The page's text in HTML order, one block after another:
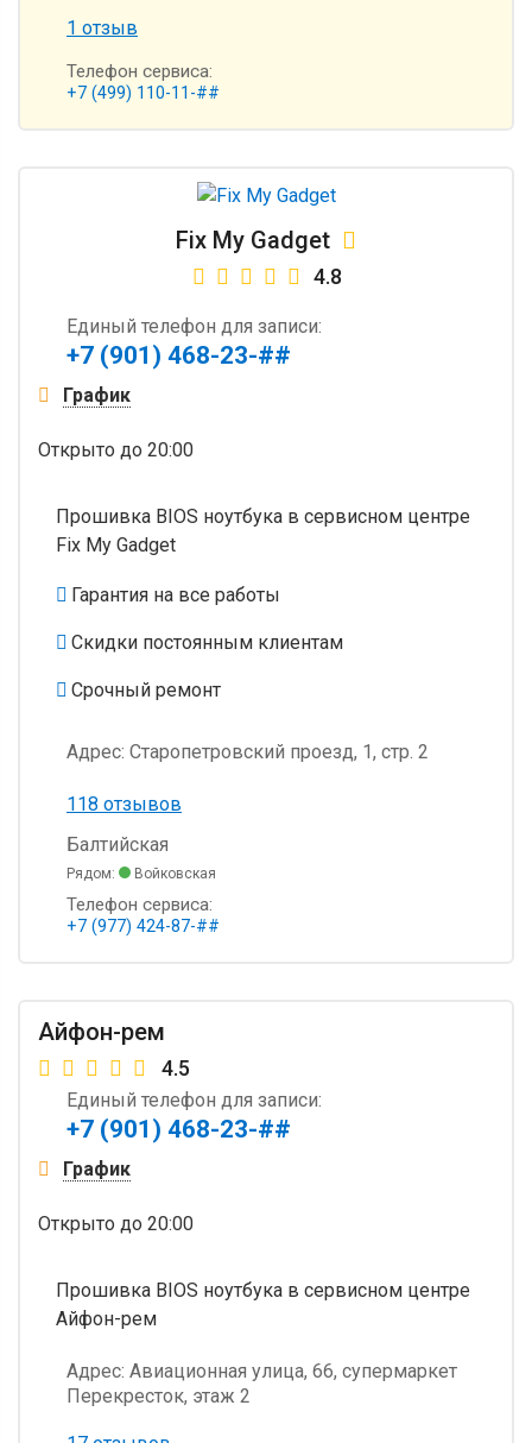
1 отзыв
Телефон сервиса:
+7 (499) 110-11-##
Fix My Gadget
4.8
Единый телефон для записи:
+7 (901) 468-23-##
График
Открыто до 20:00
Прошивка BIOS ноутбука в сервисном центре
Fix My Gadget
Гарантия на все работы
Скидки постоянным клиентам
Срочный ремонт
Адрес: Старопетровский проезд, 1, стр. 2
118 отзывов
Балтийская
Рядом: Войковская
Телефон сервиса:
+7 (977) 424-87-##
Айфон-рем
4.5
Единый телефон для записи:
+7 (901) 468-23-##
График
Открыто до 20:00
Прошивка BIOS ноутбука в сервисном центре
Айфон-рем
Адрес: Авиационная улица, 66, супермаркет
Перекресток, этаж 2